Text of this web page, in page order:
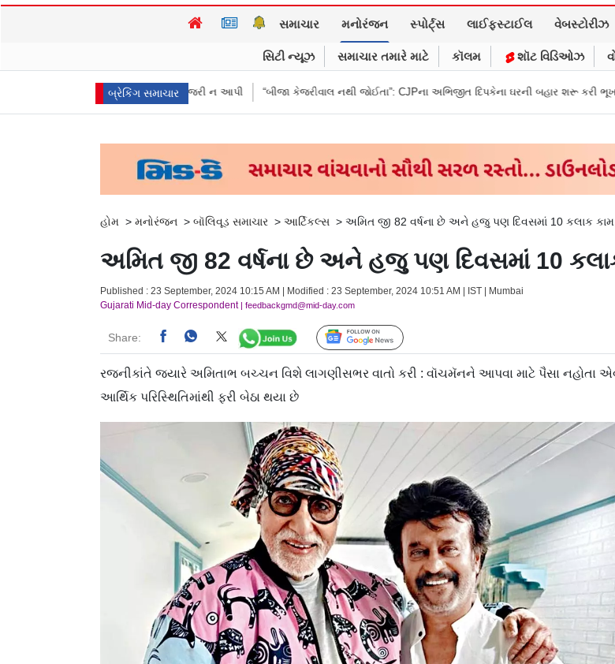
સમાચાર મનોરંજન સ્પોર્ટ્સ લાઈફસ્ટાઈલ વેબસ્ટોરીઝ
સિટી ન્યૂઝ સમાચાર તમારે માટે કૉલમ શૉટ વિડિઓઝ
બ્રેકિંગ સમાચાર
પૈસા મોકલાવ્યા પણ હાજરી ન આપી “બીજા કેજરીવાલ નથી જોઈતા”: CJPના અભિજીત દિપકેના ઘરની બહાર શરૂ કરી ભૂખ હડતાળ
હોમ > મનોરંજન > બૉલિવૂડ સમાચાર > આર્ટિકલ્સ > અમિત જી 82 વર્ષના છે અને હજુ પણ દિવસમાં 10 કલાક
અમિત જી 82 વર્ષના છે અને હજુ પણ દિવસમાં 10
Published : 23 September, 2024 10:15 AM | Modified : 23 September, 2024 10:51 AM | IST | Mumbai
Gujarati Mid-day Correspondent| feedbackgmd@mid-day.com
Share: Follow Us
રજનીકાંતે જ્યારે અમિતાભ બચ્ચન વિશે લાગણીસભર વાતો કરી : વૉચમૅનને આપવા માટે પૈસા નહોતા
આર્થિક પરિસ્થિતિમાંથી ફરી બેઠા થયા છે